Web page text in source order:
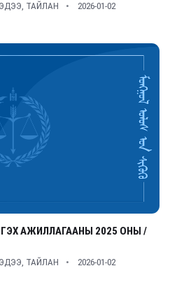
ТАЙЛАН 2026-01-02
АЖИЛЛАГААНЫ 2025 ОНЫ /
ТАЙЛАН 2026-01-02